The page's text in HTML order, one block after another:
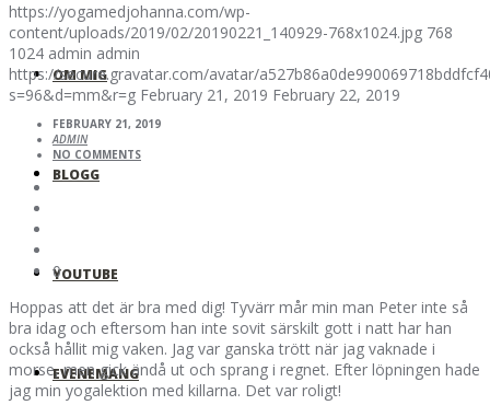
OM MIG
BLOGG
YOUTUBE
EVENEMANG
https://yogamedjohanna.com/wp-
content/uploads/2019/02/20190221_140929-768x1024.jpg 768
1024 admin admin
https://secure.gravatar.com/avatar/
s=96&d=mm&r=g February 21, 2019 February 22, 2019
FEBRUARY 21, 2019
ADMIN
NO COMMENTS
0
Hoppas att det är bra med dig! Tyvärr mår min man Peter inte så
bra idag och eftersom han inte sovit särskilt gott i natt har han
också hållit mig vaken. Jag var ganska trött när jag vaknade i
morse, men gick ändå ut och sprang i regnet. Efter löpningen hade
jag min yogalektion med killarna. Det var roligt!